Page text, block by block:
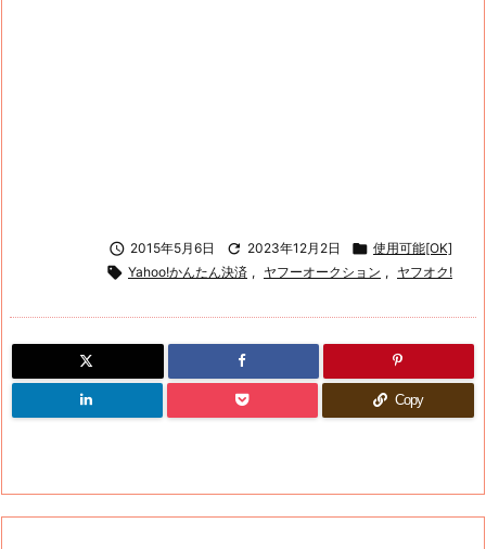
 2015年5月6日  2023年12月2日  使用可能[OK]
 Yahoo!かんたん決済 , ヤフーオークション , ヤフオク!
Copy